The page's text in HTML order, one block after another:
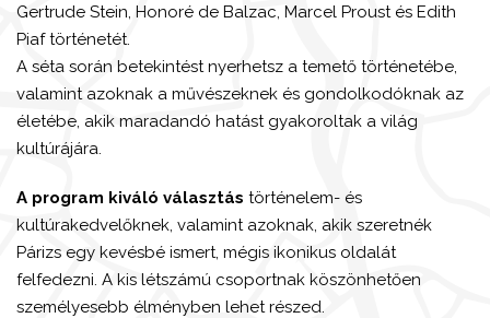
Gertrude Stein, Honoré de Balzac, Marcel Proust és Edith
Piaf történetét.
A séta során betekintést nyerhetsz a temető történetébe,
valamint azoknak a művészeknek és gondolkodóknak az
életébe, akik maradandó hatást gyakoroltak a világ
kultúrájára.
A program kiváló választás történelem- és
kultúrakedvelőknek, valamint azoknak, akik szeretnék
Párizs egy kevésbé ismert, mégis ikonikus oldalát
felfedezni. A kis létszámú csoportnak köszönhetően
személyesebb élményben lehet részed.